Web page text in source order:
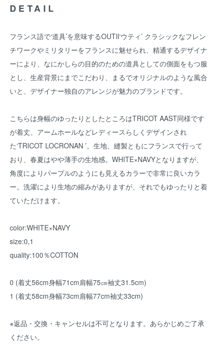
DETAIL
フランス語で‘道具’を意味するOUTIl‘ウティ’ クラシックなフレン
チワークやミリタリーをフランスに魅せられ、精通するデザイナ
ーにより、なにかしらの目的のための道具としての側面をもつ服
とし、生産背景にまでこだわり、まるでオリジナルのような風合
いと、デザイナー独自のアレンジが魅力のブランドです。
こちらは身幅のゆったりとしたところはTRICOT AAST同様です
が着丈、アームホールなどレディースらしくデザインされ
た‘TRICOT LOCRONAN ’。生地、縫製ともにフランスで行って
おり、春夏はやや薄手の生地感。WHITE×NAVYとなりますが、
角度によりパープルのようにも見えるカラーで非常に良いカラ
ー。洗濯により生地の縮みがありますが、それでもゆったりと着
ていただけます。
color:WHITE×NAVY
size:0,1
quality:100％COTTON
0 (着丈56cm身幅71cm肩幅75㎝袖丈31.5cm)
1 (着丈58cm身幅73cm肩幅77cm袖丈33cm)
※返品・交換・キャンセルは不可となります。あらかじめご了承
ください。